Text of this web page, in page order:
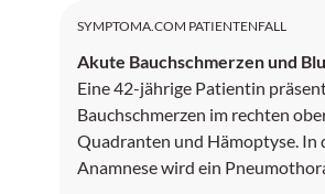
SYMPTOMA.COM PATIENTENFALL
Akute Bauchschmerzen und
Eine 42-jährige Patientin
Bauchschmerzen im rechten
Quadranten und Hämoptyse. In
Anamnese wird ein